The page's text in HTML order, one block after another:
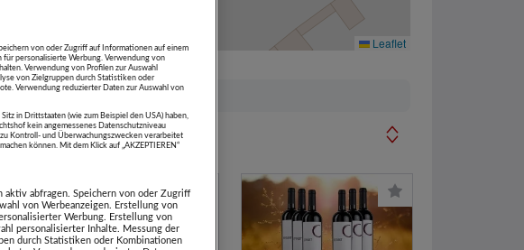
Leaflet
von oder Zugriff auf Informationen auf einem
für personalisierte Werbung. Verwendung von
Verwendung von Profilen zur Auswahl
von Zielgruppen durch Statistiken oder
Verwendung reduzierter Daten zur Auswahl von
in Drittstaaten (wie zum Beispiel den USA) haben,
kein angemessenes Datenschutzniveau
Kontroll- und Überwachungszwecken verarbeitet
können. Mit dem Klick auf „AKZEPTIEREN“
aktiv abfragen. Speichern von oder Zugriff
von Werbeanzeigen. Erstellung von
Werbung. Erstellung von
personalisierter Inhalte. Messung der
durch Statistiken oder Kombinationen